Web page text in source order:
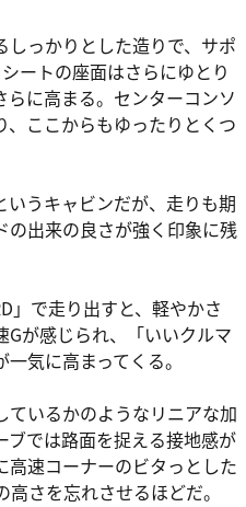
っかりとした造りで、サポ
ートの座面はさらにゆとり
に高まる。センターコンソ
ここからもゆったりとくつ
いうキャビンだが、走りも期
の出来の良さが強く印象に残
」で走り出すと、軽やかさ
が感じられ、「いいクルマ
気に高まってくる。
いるかのようなリニアな加
では路面を捉える接地感が
高速コーナーのビタっとした
さを忘れさせるほどだ。